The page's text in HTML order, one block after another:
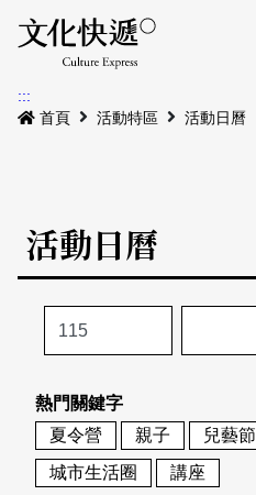
最新公告
本期專題
歷史專題
活動特區
活動列表
地圖搜尋
關於我們
關於我們
刊物索取地點
會員基本資料
刊登活動
網站導覽
:::
首頁
活動特區 活動日曆
活動日曆
熱門關鍵字
夏令營
親子 兒藝節
城市生活圈
講座